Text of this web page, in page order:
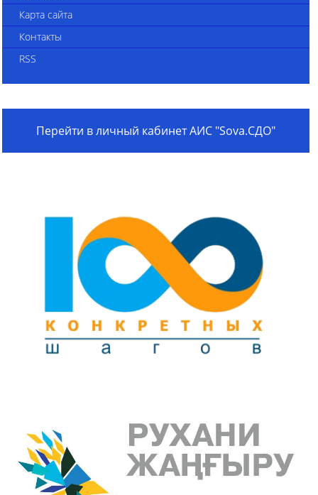
Карта сайта
Контакты
RSS
Перейти в личный кабинет АИС "Sova.СДО"